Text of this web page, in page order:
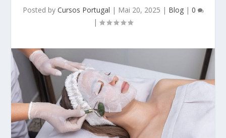
Posted by Cursos Portugal | Mai 20, 2025 | Blog| 0
|